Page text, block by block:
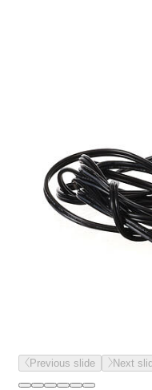
Previous slide Next